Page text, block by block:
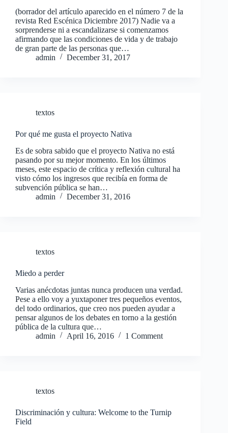
(borrador del artículo aparecido en el número 7 de la
revista Red Escénica Diciembre 2017) Nadie va a
sorprenderse ni a escandalizarse si comenzamos
afirmando que las condiciones de vida y de trabajo
de gran parte de las personas que…
admin
December 31, 2017
textos
Por qué me gusta el proyecto Nativa
Es de sobra sabido que el proyecto Nativa no está
pasando por su mejor momento. En los últimos
meses, este espacio de crítica y reflexión cultural ha
visto cómo los ingresos que recibía en forma de
subvención pública se han…
admin
December 31, 2016
textos
Miedo a perder
Varias anécdotas juntas nunca producen una verdad.
Pese a ello voy a yuxtaponer tres pequeños eventos,
del todo ordinarios, que creo nos pueden ayudar a
pensar algunos de los debates en torno a la gestión
pública de la cultura que…
admin
April 16, 2016 1 Comment
textos
Discriminación y cultura: Welcome to the Turnip
Field